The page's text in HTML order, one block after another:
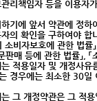
리책임자 등을 이용자
기에 앞서 약관에 정하
의 확인을 구하여야 합
비자보호에 관한 법률」
판매 등에 관한 법률」
적용일자 및 개정사
경우에는 최소한 30
그 개정약관은 그 적